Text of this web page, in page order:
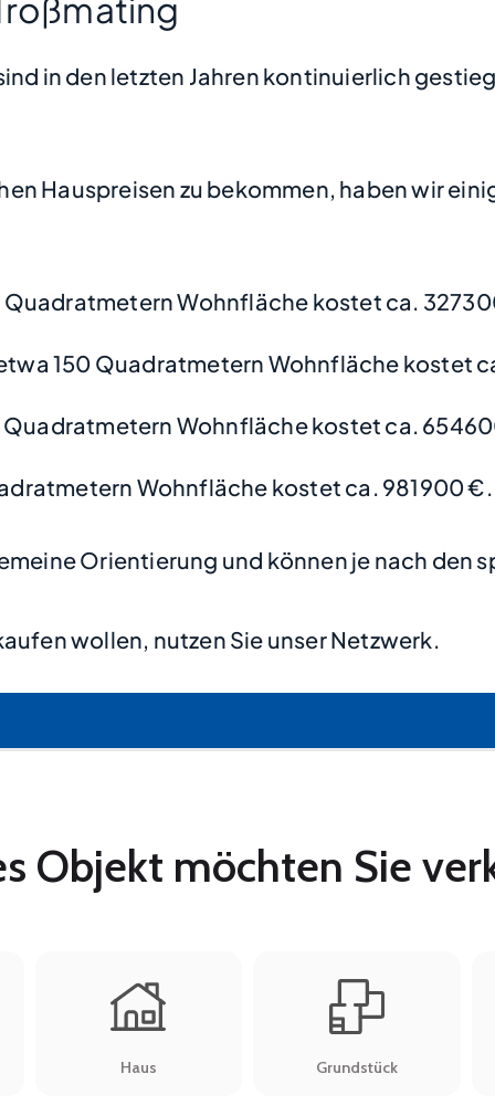
in den letzten Jahren kontinuierlich
Hauspreisen zu bekommen, haben wir
Wohnfläche kostet ca.
150 Quadratmetern Wohnfläche kostet
Wohnfläche kostet ca.
Wohnfläche kostet ca. 981900 €.
Orientierung und können je nach den
wollen, nutzen Sie unser Netzwerk.